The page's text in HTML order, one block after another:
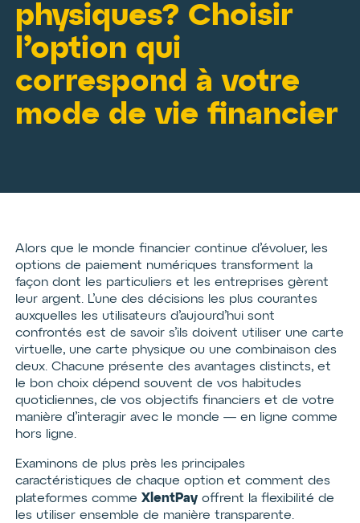
physiques? Choisir
l’option qui
correspond à votre
mode de vie financier
Alors que le monde financier continue d’évoluer, les
options de paiement numériques transforment la
façon dont les particuliers et les entreprises gèrent
leur argent. L’une des décisions les plus courantes
auxquelles les utilisateurs d’aujourd’hui sont
confrontés est de savoir s’ils doivent utiliser une carte
virtuelle, une carte physique ou une combinaison des
deux. Chacune présente des avantages distincts, et
le bon choix dépend souvent de vos habitudes
quotidiennes, de vos objectifs financiers et de votre
manière d’interagir avec le monde — en ligne comme
hors ligne.
Examinons de plus près les principales
caractéristiques de chaque option et comment des
plateformes commeXlentPay offrent la flexibilité de
les utiliser ensemble de manière transparente.